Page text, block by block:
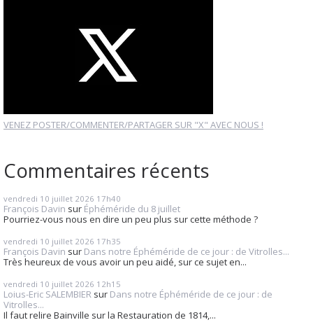
VENEZ POSTER/COMMENTER/PARTAGER SUR "X" AVEC NOUS !
Commentaires récents
vendredi 10 juillet 2026 17h40
François Davin sur Éphéméride du 8 juillet
Pourriez-vous nous en dire un peu plus sur cette méthode ?
vendredi 10 juillet 2026 17h35
François Davin sur Dans notre Éphéméride de ce jour : de Vitrolles...
Très heureux de vous avoir un peu aidé, sur ce sujet en...
vendredi 10 juillet 2026 12h15
Loius-Eric SALEMBIER sur Dans notre Éphéméride de ce jour : de
Vitrolles...
Il faut relire Bainville sur la Restauration de 1814,...